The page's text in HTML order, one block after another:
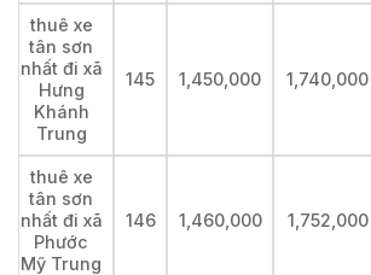
thuê xe
tân sơn
nhất đi xã
Hưng
Khánh
Trung
145 1,450,000 1,740,000
thuê xe
tân sơn
nhất đi xã
Phước
Mỹ Trung
146 1,460,000 1,752,000